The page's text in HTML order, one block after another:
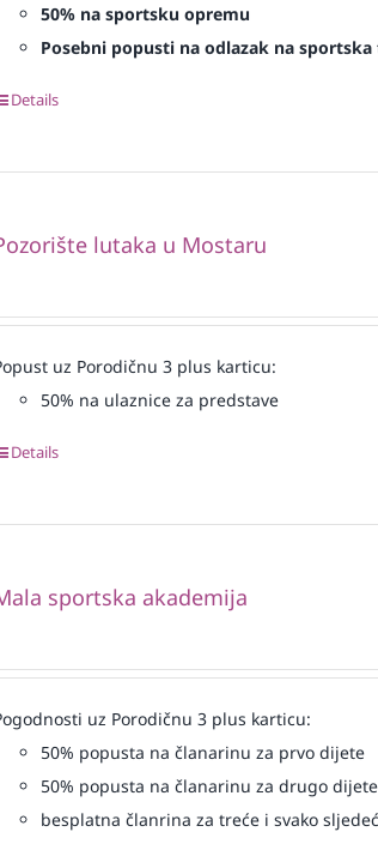
50% na sportsku opremu
Posebni popusti na odlazak na
Details
lutaka u Mostaru
uz Porodičnu 3 plus karticu:
50% na ulaznice za predstave
Details
sportska akademija
uz Porodičnu 3 plus karticu:
50% popusta na članarinu za prvo dijete
50% popusta na članarinu za drugo dijete
besplatna članrina za treće i svako